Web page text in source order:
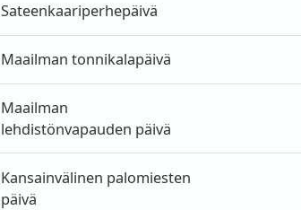
Sateenkaariperhepäivä
Maailman tonnikalapäivä
Maailman
lehdistönvapauden päivä
Kansainvälinen palomiesten
päivä